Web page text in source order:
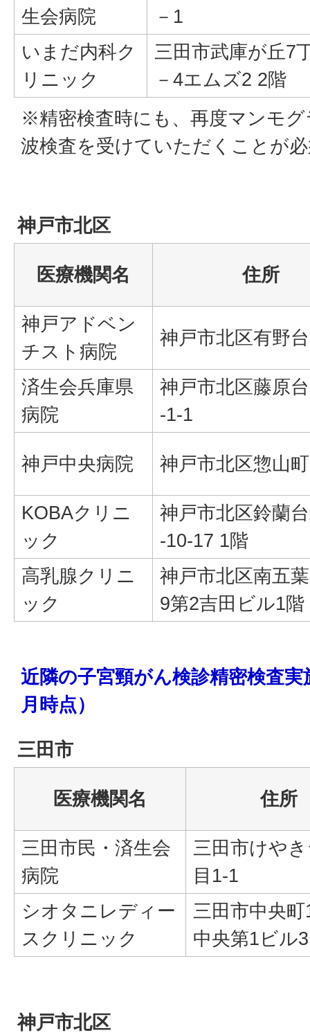
生会病院
－1
いまだ内科ク
リニック
三田市武庫が丘7
－4エムズ2 2階
※精密検査時にも、再度マンモ
波検査を受けていただくことが
神戸市北区
医療機関名 住所
神戸アドベン
チスト病院
神戸市北区有野
済生会兵庫県
病院
神戸市北区藤原
-1-1
神戸中央病院 神戸市北区惣山
KOBAクリニ
ック
神戸市北区鈴蘭
-10-17 1階
高乳腺クリニ
ック
神戸市北区南五
9第2吉田ビル1階
近隣の子宮頸がん検診精密検査
月時点）
三田市
医療機関名 住所
三田市民・済生会
病院
三田市けや
目1-1
シオタニレディー
スクリニック
三田市中央
中央第1ビル
神戸市北区